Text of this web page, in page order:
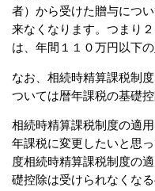
者）から受けた贈与につ
来なくなります。つまり
は、年間１１０万円以下
なお、相続時精算課税制
ついては暦年課税の基礎
相続時精算課税制度の適
年課税に変更したいと思
度相続時精算課税制度の
礎控除は受けられなくな